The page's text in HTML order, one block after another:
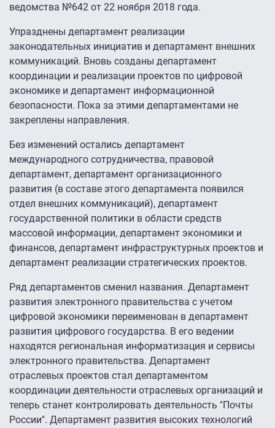
ведомства №642 от 22 ноября 2018 года.
Упразднены департамент реализации
законодательных инициатив и департамент внешних
коммуникаций. Вновь созданы департамент
координации и реализации проектов по цифровой
экономике и департамент информационной
безопасности. Пока за этими департаментами не
закреплены направления.
Без изменений остались департамент
международного сотрудничества, правовой
департамент, департамент организационного
развития (в составе этого департамента появился
отдел внешних коммуникаций), департамент
государственной политики в области средств
массовой информации, департамент экономики и
финансов, департамент инфраструктурных проектов и
департамент реализации стратегических проектов.
Ряд департаментов сменил названия. Департамент
развития электронного правительства с учетом
цифровой экономики переименован в департамент
развития цифрового государства. В его ведении
находятся региональная информатизация и сервисы
электронного правительства. Департамент
отраслевых проектов стал департаментом
координации деятельности отраслевых организаций и
теперь станет контролировать деятельность "Почты
России". Департамент развития высоких технологий